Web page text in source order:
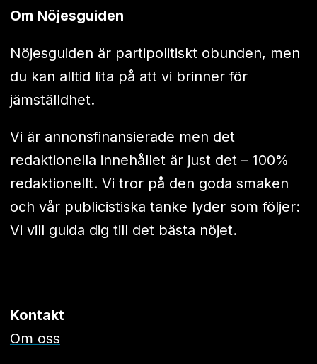
Om Nöjesguiden
Nöjesguiden är partipolitiskt obunden, men
du kan alltid lita på att vi brinner för
jämställdhet.
Vi är annonsfinansierade men det
redaktionella innehållet är just det – 100%
redaktionellt. Vi tror på den goda smaken
och vår publicistiska tanke lyder som följer:
Vi vill guida dig till det bästa nöjet.
Kontakt
Om oss